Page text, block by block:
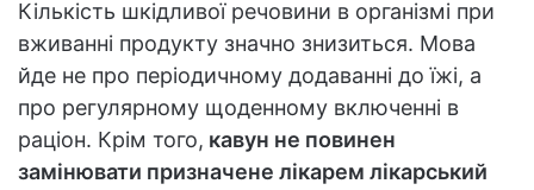
Кількість шкідливої речовини в організмі при
вживанні продукту значно знизиться. Мова
йде не про періодичному додаванні до їжі, а
про регулярному щоденному включенні в
раціон. Крім того, кавун не повинен
замінювати призначене лікарем лікарський